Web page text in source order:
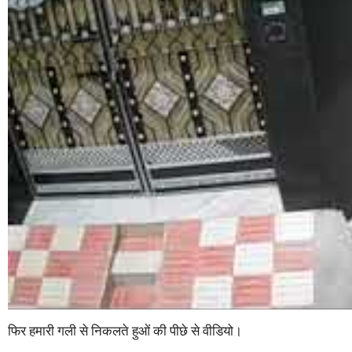
फिर हमारी गली से निकलते हुओं की पीछे से वीडियो।